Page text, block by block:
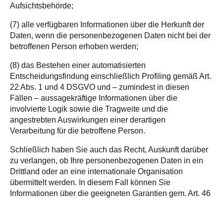
Aufsichtsbehörde;
(7) alle verfügbaren Informationen über die Herkunft der
Daten, wenn die personenbezogenen Daten nicht bei der
betroffenen Person erhoben werden;
(8) das Bestehen einer automatisierten
Entscheidungsfindung einschließlich Profiling gemäß Art.
22 Abs. 1 und 4 DSGVO und – zumindest in diesen
Fällen – aussagekräftige Informationen über die
involvierte Logik sowie die Tragweite und die
angestrebten Auswirkungen einer derartigen
Verarbeitung für die betroffene Person.
Schließlich haben Sie auch das Recht, Auskunft darüber
zu verlangen, ob Ihre personenbezogenen Daten in ein
Drittland oder an eine internationale Organisation
übermittelt werden. In diesem Fall können Sie
Informationen über die geeigneten Garantien gem. Art. 46